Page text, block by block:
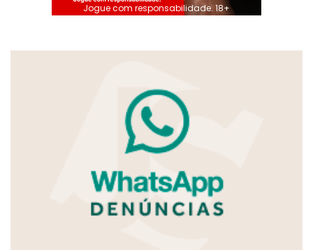
Jogue com responsabilidade. 18+